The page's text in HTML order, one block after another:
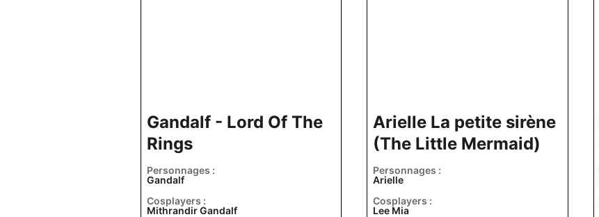
Gandalf - Lord Of The
Rings
Personnages :
Gandalf
Cosplayers :
Mithrandir Gandalf
Arielle La petite sirène
(The Little Mermaid)
Personnages :
Arielle
Cosplayers :
Lee Mia